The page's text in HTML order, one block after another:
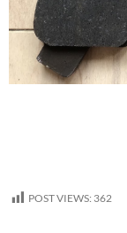
POST VIEWS: 362